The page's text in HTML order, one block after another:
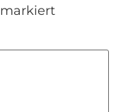
markiert